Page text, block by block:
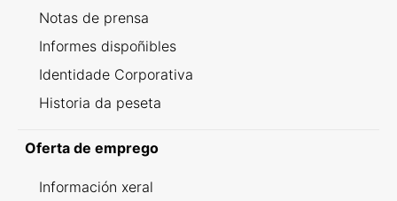
Notas de prensa
Informes dispoñibles
Identidade Corporativa
Historia da peseta
Oferta de emprego
Información xeral